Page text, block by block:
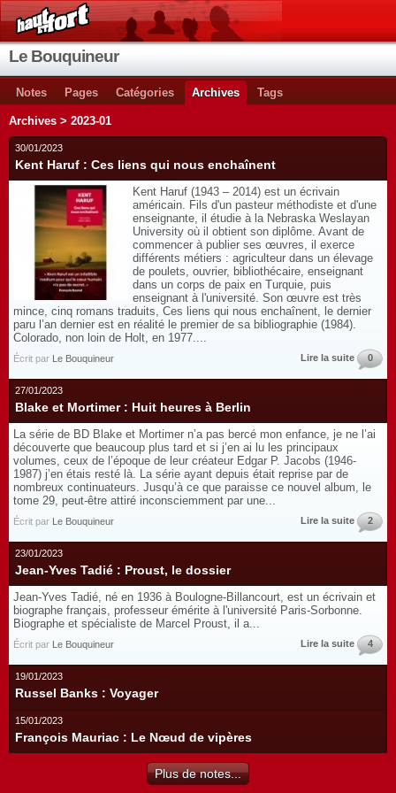
Le Bouquineur
Notes Pages Catégories Archives Tags
Archives > 2023-01
30/01/2023
Kent Haruf : Ces liens qui nous enchaînent
Kent Haruf (1943 – 2014) est un écrivain
américain. Fils d'un pasteur méthodiste et d'une
enseignante, il étudie à la Nebraska Weslayan
University où il obtient son diplôme. Avant de
commencer à publier ses œuvres, il exerce
différents métiers : agriculteur dans un élevage
de poulets, ouvrier, bibliothécaire, enseignant
dans un corps de paix en Turquie, puis
enseignant à l'université. Son œuvre est très
mince, cinq romans traduits, Ces liens qui nous enchaînent, le dernier
paru l’an dernier est en réalité le premier de sa bibliographie (1984).
Colorado, non loin de Holt, en 1977....
Écrit par Le Bouquineur Lire la suite 0
27/01/2023
Blake et Mortimer : Huit heures à Berlin
La série de BD Blake et Mortimer n’a pas bercé mon enfance, je ne l’ai
découverte que beaucoup plus tard et si j’en ai lu les principaux
volumes, ceux de l’époque de leur créateur Edgar P. Jacobs (1946-
1987) j’en étais resté là. La série ayant depuis était reprise par de
nombreux continuateurs. Jusqu’à ce que paraisse ce nouvel album, le
tome 29, peut-être attiré inconsciemment par une...
Écrit par Le Bouquineur Lire la suite 2
23/01/2023
Jean-Yves Tadié : Proust, le dossier
Jean-Yves Tadié, né en 1936 à Boulogne-Billancourt, est un écrivain et
biographe français, professeur émérite à l'université Paris-Sorbonne.
Biographe et spécialiste de Marcel Proust, il a...
Écrit par Le Bouquineur Lire la suite 4
19/01/2023
Russel Banks : Voyager
15/01/2023
François Mauriac : Le Nœud de vipères
Plus de notes...